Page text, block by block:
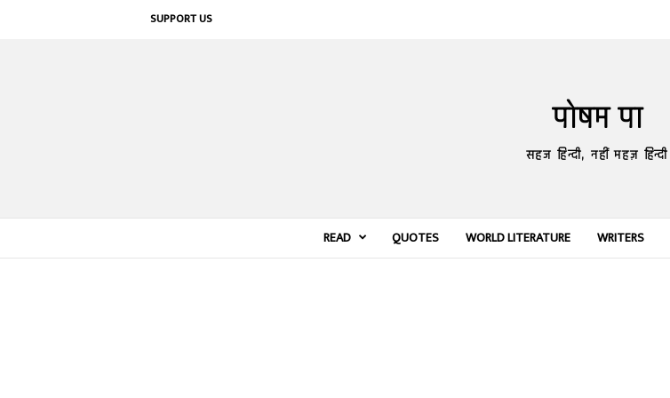
SUPPORT US
पोषम पा
सहज हिन्दी, नहीं महज़ हिन्दी
READ QUOTES WORLD LITERATURE WRITERS